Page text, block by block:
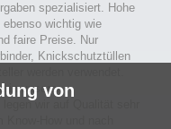
spezialisiert. Hohe
wichtig wie
faire Preise. Nur
Knickschutztüllen
in unserer
wir auf Qualität sehr
How und nach
von